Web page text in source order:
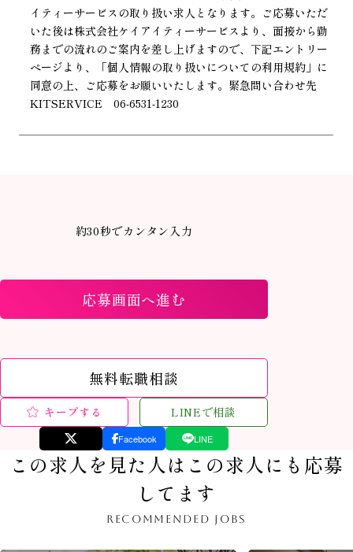
イティーサービスの取り扱い求人となります。ご応募いただ
いた後は株式会社ケイアイティーサービスより、面接から勤
務までの流れのご案内を差し上げますので、下記エントリー
ページより、「個人情報の取り扱いについての利用規約」に
同意の上、ご応募をお願いいたします。緊急問い合わせ先
KITSERVICE 06-6531-1230
約30秒でカンタン入力
応募画面へ進む
無料転職相談
キープする LINEで相談
Facebook LINE
この求人を見た人はこの求人にも応募
してます
RECOMMENDED JOBS